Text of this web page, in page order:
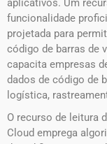
aplicativos. Um
funcionalidade
projetada para
código de barras de
capacita empresas
dados de código de
logística,
O recurso de leitura
Cloud emprega